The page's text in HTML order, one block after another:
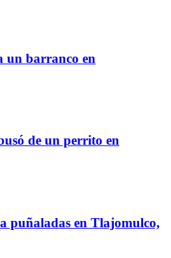
un barranco en
de un perrito en
puñaladas en Tlajomulco,